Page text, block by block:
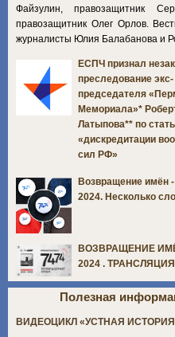
Файзулин, правозащитник
правозащитник Олег Орлов.
журналисты Юлия Балабанова и
ЕСПЧ признал
преследование экс-
председателя
Мемориала»*
Латыпова** по
«дискредитации
сил РФ»
Возвращение имён
2024. Несколько
ВОЗВРАЩЕНИЕ
2024 . ТРАНСЛЯЦИЯ
Полезная
ВИДЕОЦИКЛ «УСТНАЯ